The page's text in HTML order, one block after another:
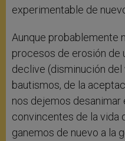
experimentable de
Aunque probablemente
procesos de erosión de
declive (disminución del
bautismos, de la
nos dejemos desanimar
convincentes de la vida
ganemos de nuevo a la